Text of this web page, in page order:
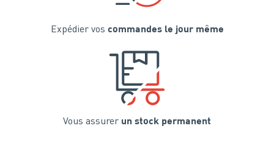
Expédier vos commandes le jour même
Vous assurer un stock permanent